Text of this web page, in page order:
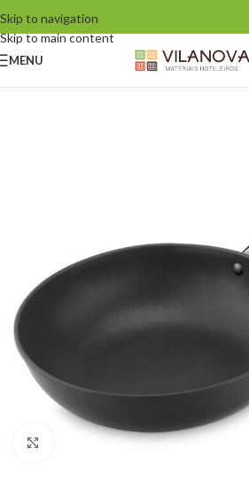
Skip to navigation
Skip to main content
MENU
Click to enlarge